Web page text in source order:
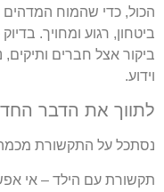
הכול, כדי שהמוח המדהים
ביטחון, רגוע ומחויך.
ביקור אצל חברים ותיקים,
וידוע.
לתווך את הדבר
נסתכל על התקשורת מכמה
תקשורת עם הילד – אי